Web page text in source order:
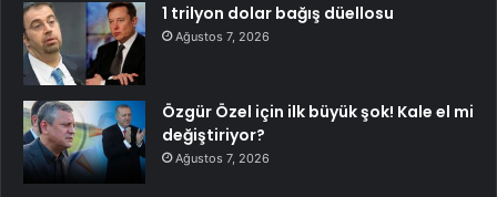
1 trilyon dolar bağış düellosu
Ağustos 7, 2026
Özgür Özel için ilk büyük şok! Kale el mi
değiştiriyor?
Ağustos 7, 2026